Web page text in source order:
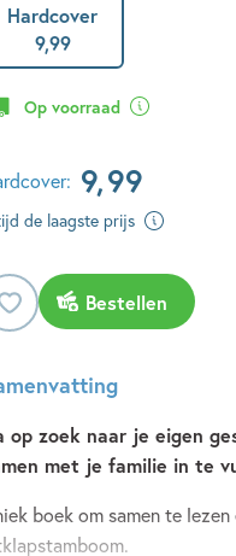
Hardcover
9,99
Op voorraad
9,99
de laagste prijs
Bestellen
op zoek naar je eigen
met je familie in te
boek om samen te